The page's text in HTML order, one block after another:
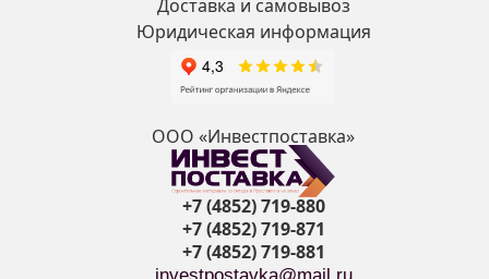
Доставка и самовывоз
Юридическая информация
ООО «Инвестпоставка»
+7 (4852) 719-880
+7 (4852) 719-871
+7 (4852) 719-881
investpostavka@mail.ru